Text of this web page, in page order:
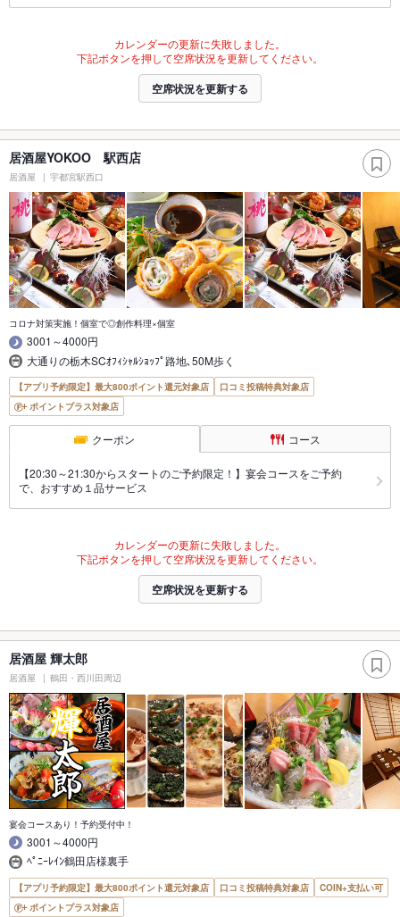
カレンダーの更新に失敗しました。
下記ボタンを押して空席状況を更新してください。
空席状況を更新する
居酒屋YOKOO 駅西店
居酒屋 宇都宮駅西口
コロナ対策実施！個室で◎創作料理×個室
3001～4000円
大通りの栃木SCｵﾌｨｼｬﾙｼｮｯﾌﾟ路地､50M歩く
【アプリ予約限定】最大800ポイント還元対象店
口コミ投稿特典対象店
ポイントプラス対象店
クーポン コース
【20:30～21:30からスタートのご予約限定！】宴会コースをご予約
で、おすすめ１品サービス
カレンダーの更新に失敗しました。
下記ボタンを押して空席状況を更新してください。
空席状況を更新する
居酒屋 輝太郎
居酒屋 鶴田・西川田周辺
宴会コースあり！予約受付中！
3001～4000円
ﾍﾟﾆｰﾚｲﾝ鶴田店様裏手
【アプリ予約限定】最大800ポイント還元対象店 口コミ投稿特典対象店
COIN+支払い可
ポイントプラス対象店